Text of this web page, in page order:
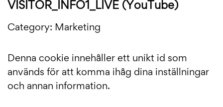
VISITOR_INFO1_LIVE (YouTube)
Category: Marketing
Denna cookie innehåller ett unikt id som
används för att komma ihåg dina inställningar
och annan information.